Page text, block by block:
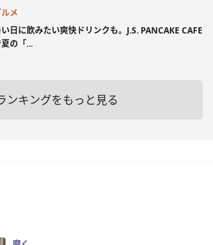
メ
日に飲みたい爽快ドリンクも。J.S. PANCAKE CAFE
の「...
ンキングをもっと見る